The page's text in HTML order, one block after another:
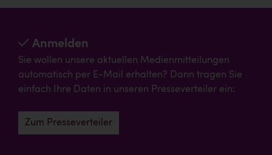
Anmelden
Sie wollen unsere aktuellen Medienmitteilungen
automatisch per E-Mail erhalten? Dann tragen Sie
einfach Ihre Daten in unseren Presseverteiler ein:
Zum Presseverteiler